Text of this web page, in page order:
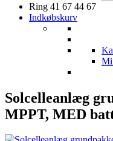
Ring 41 67 44 67
Indkøbskurv
Solcelleanlæg
MPPT, MED